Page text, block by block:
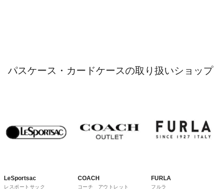
パスケース・カードケースの取り扱いショップ
LeSportsac
レスポートサック
COACH
コーチ アウトレット
FURLA
フルラ